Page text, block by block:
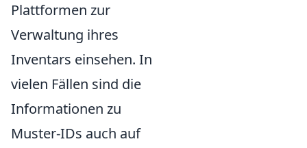
Plattformen zur
Verwaltung ihres
Inventars einsehen. In
vielen Fällen sind die
Informationen zu
Muster-IDs auch auf